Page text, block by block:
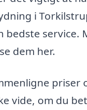
i
dem her.
priser
vide, om du